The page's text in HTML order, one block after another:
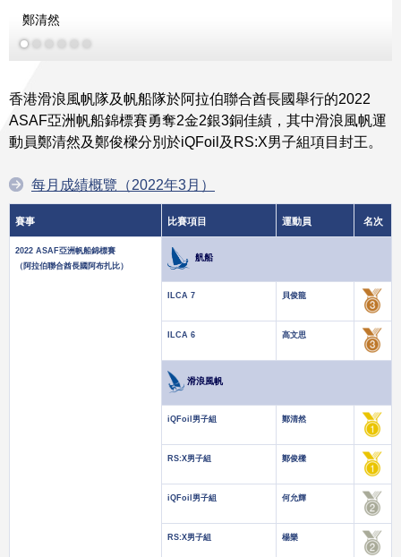
鄭清然
香港滑浪風帆隊及帆船隊於阿拉伯聯合酋長國舉行的2022
ASAF亞洲帆船錦標賽勇奪2金2銀3銅佳績，其中滑浪風帆運
動員鄭清然及鄭俊樑分別於iQFoil及RS:X男子組項目封王。
每月成績概覽（2022年3月）
賽事 比賽項目 運動員 名次
2022 ASAF亞洲帆船錦標賽
（阿拉伯聯合酋長國阿布扎比）
舤船
ILCA 7 貝俊龍
ILCA 6 高文思
滑浪風帆
iQFoil男子組 鄭清然
RS:X男子組 鄭俊樑
iQFoil男子組 何允輝
RS:X男子組 楊樂